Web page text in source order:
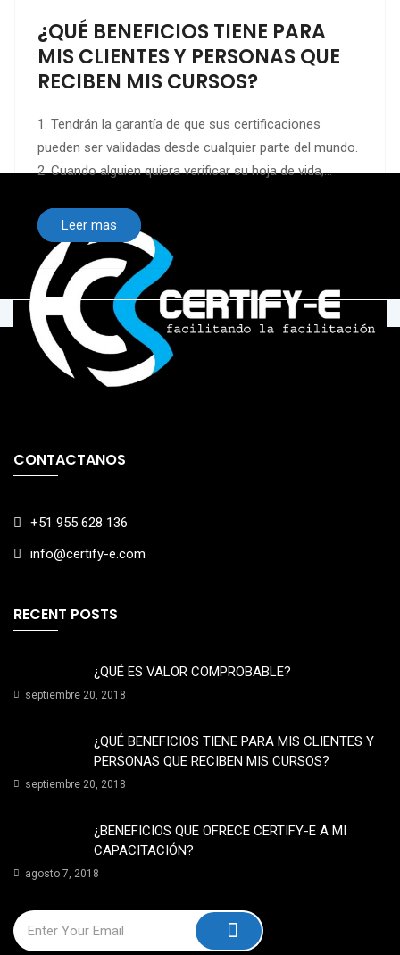
¿QUÉ BENEFICIOS TIENE PARA
MIS CLIENTES Y PERSONAS QUE
RECIBEN MIS CURSOS?
1. Tendrán la garantía de que sus certificaciones
pueden ser validadas desde cualquier parte del mundo.
2. Cuando alguien quiera verificar su hoja de vida,...
Leer mas
CONTACTANOS
+51 955 628 136
info@certify-e.com
RECENT POSTS
¿QUÉ ES VALOR COMPROBABLE?
septiembre 20, 2018
¿QUÉ BENEFICIOS TIENE PARA MIS CLIENTES Y
PERSONAS QUE RECIBEN MIS CURSOS?
septiembre 20, 2018
¿BENEFICIOS QUE OFRECE CERTIFY-E A MI
CAPACITACIÓN?
agosto 7, 2018